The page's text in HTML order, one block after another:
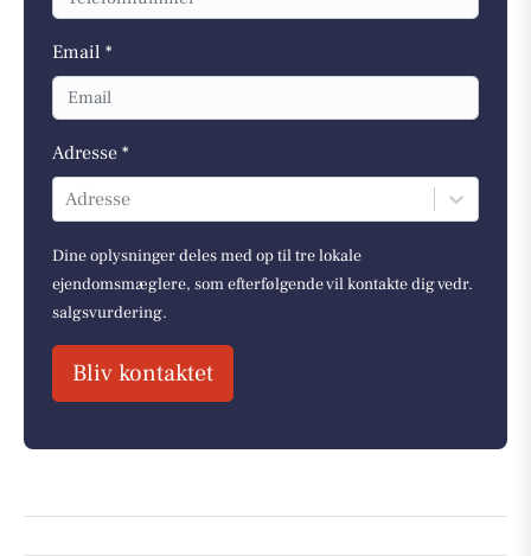
Email *
Adresse *
Adresse
Dine oplysninger deles med op til tre lokale
ejendomsmæglere, som efterfølgende vil kontakte dig vedr.
salgsvurdering.
Bliv kontaktet